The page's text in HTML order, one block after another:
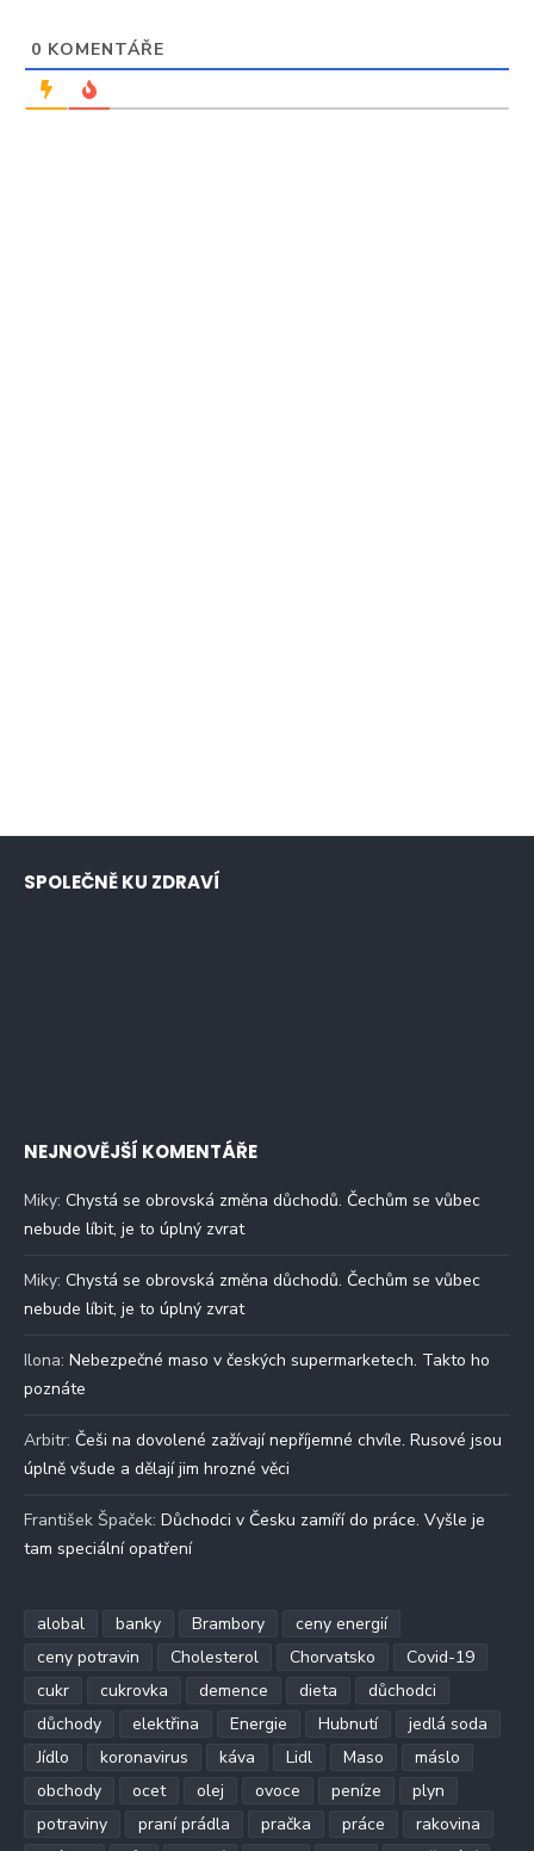
0 KOMENTÁŘE
SPOLEČNĚ KU ZDRAVÍ
NEJNOVĚJŠÍ KOMENTÁŘE
Miky: Chystá se obrovská změna důchodů. Čechům se vůbec
nebude líbit, je to úplný zvrat
Miky: Chystá se obrovská změna důchodů. Čechům se vůbec
nebude líbit, je to úplný zvrat
Ilona: Nebezpečné maso v českých supermarketech. Takto ho
poznáte
Arbitr: Češi na dovolené zažívají nepříjemné chvíle. Rusové jsou
úplně všude a dělají jim hrozné věci
František Špaček: Důchodci v Česku zamíří do práce. Vyšle je
tam speciální opatření
alobal banky Brambory
ceny energií
ceny potravin
Cholesterol Chorvatsko
Covid-19
cukr
cukrovka demence dieta
důchodci
důchody
elektřina Energie Hubnutí
jedlá soda
Jídlo
koronavirus káva Lidl Maso
máslo
obchody
ocet olej ovoce peníze
plyn
potraviny
praní prádla pračka práce
rakovina